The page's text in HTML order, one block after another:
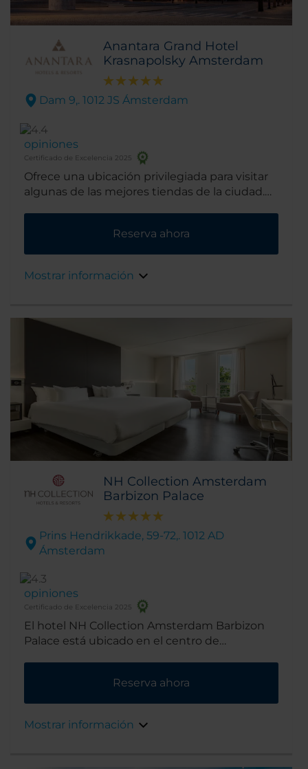
Anantara Grand Hotel
Krasnapolsky Amsterdam
Dam 9,. 1012 JS Ámsterdam
opiniones
Certificado de Excelencia 2025
Ofrece una ubicación privilegiada para visitar
algunas de las mejores tiendas de la ciudad.
Reserva ahora
Mostrar información
NH Collection Amsterdam
Barbizon Palace
Prins Hendrikkade, 59-72,. 1012 AD
Ámsterdam
opiniones
Certificado de Excelencia 2025
El hotel NH Collection Amsterdam Barbizon
Palace está ubicado en el centro de
importantes de la zona. El edificio que data
del siglo XVII, es una atracción por sí mismo.
Reserva ahora
Mostrar información